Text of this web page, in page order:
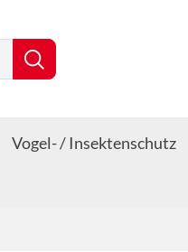
Vogel- / Insektenschutz